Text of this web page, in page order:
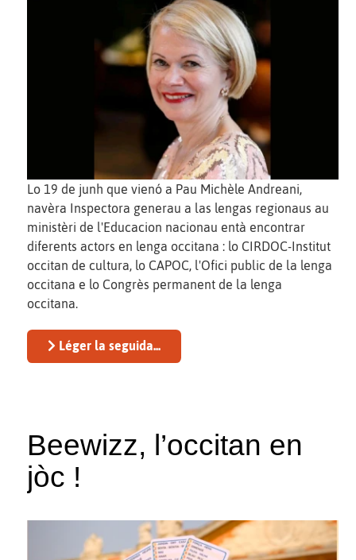
Lo 19 de junh que vienó a Pau Michèle Andreani,
navèra Inspectora generau a las lengas regionaus au
ministèri de l'Educacion nacionau entà encontrar
diferents actors en lenga occitana : lo CIRDOC-Institut
occitan de cultura, lo CAPOC, l'Ofici public de la lenga
occitana e lo Congrès permanent de la lenga
occitana.
Léger la seguida...
Beewizz, l’occitan en
jòc !